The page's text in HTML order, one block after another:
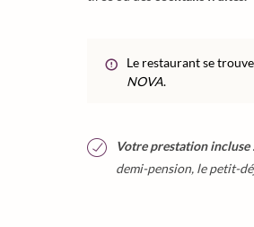
Le restaurant se
NOVA.
Votre prestation incluse
demi-pension, le petit-